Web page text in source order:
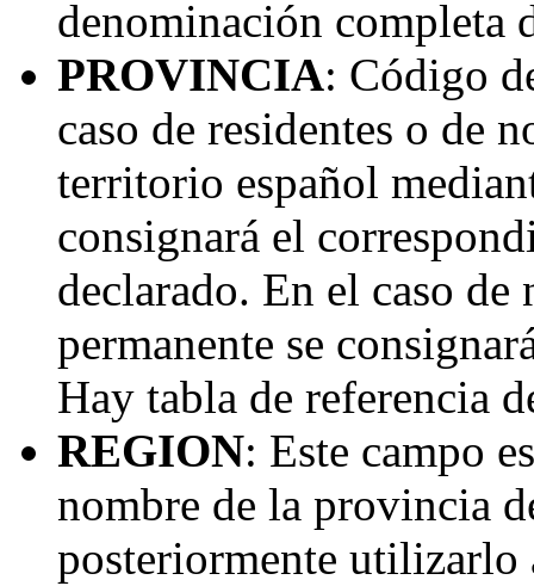
denominación completa
PROVINCIA: Código
caso de residentes o de
territorio español
consignará el
declarado. En el caso
permanente se
Hay tabla de referencia
REGION: Este campo
nombre de la provincia
posteriormente utilizarlo